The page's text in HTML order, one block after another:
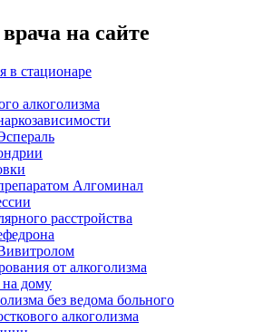
на сайте
в стационаре
алкоголизма
Алгоминал
расстройства
от алкоголизма
дому
без ведома больного
алкоголизма